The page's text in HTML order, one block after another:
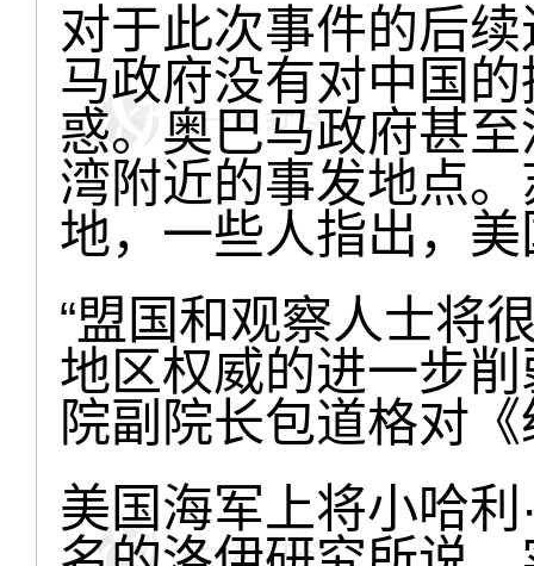
对于此次事件的后
马政府没有对中国
惑。奥巴马政府甚
湾附近的事发地点
地，一些人指出，
“盟国和观察人士将
地区权威的进一步
院副院长包道格对
美国海军上将小哈